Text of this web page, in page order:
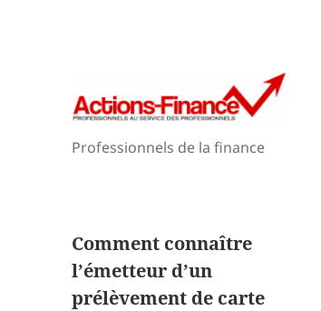
Professionnels de la finance
Comment connaître
l’émetteur d’un
prélèvement de carte